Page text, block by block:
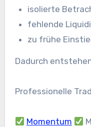
isolierte
fehlende
zu frühe
Dadurch
Professionelle
Momentum